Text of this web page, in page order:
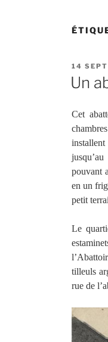
PUBLIÉ
LE
14
Un
Cet
installent
pouvant
en un
petit
Le
tilleuls
rue de